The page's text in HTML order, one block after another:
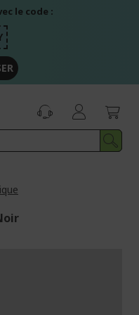
le code :